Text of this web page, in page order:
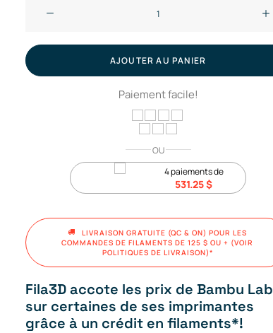
Lab
H2S
AJOUTER AU PANIER
Paiement facile!
OU
4 paiements de
531.25$
LIVRAISON GRATUITE (QC & ON) POUR LES
COMMANDES DE FILAMENTS DE 125 $ OU + (VOIR
POLITIQUES DE LIVRAISON)*
Fila3D accote les prix de Bambu Lab
sur certaines de ses imprimantes
grâce à un crédit en filaments*!